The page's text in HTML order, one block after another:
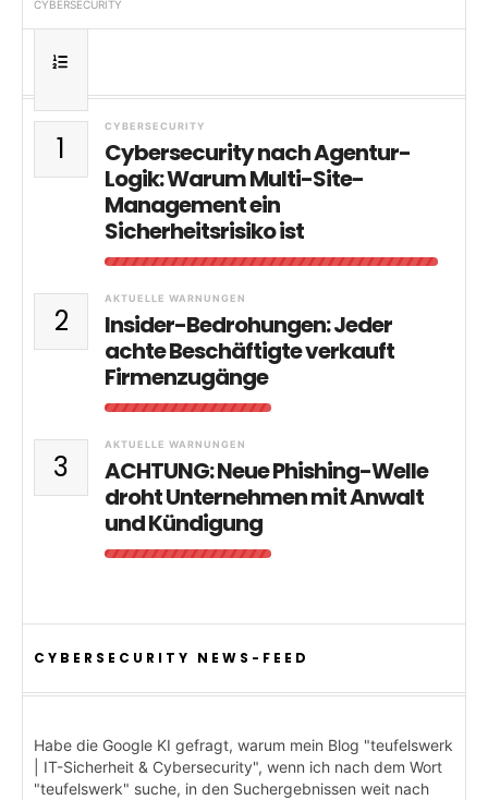
CYBERSECURITY
1
CYBERSECURITY
Cybersecurity nach Agentur-
Logik: Warum Multi-Site-
Management ein
Sicherheitsrisiko ist
2
AKTUELLE WARNUNGEN
Insider-Bedrohungen: Jeder
achte Beschäftigte verkauft
Firmenzugänge
3
AKTUELLE WARNUNGEN
ACHTUNG: Neue Phishing-Welle
droht Unternehmen mit Anwalt
und Kündigung
CYBERSECURITY NEWS-FEED
Habe die Google KI gefragt, warum mein Blog "teufelswerk
| IT-Sicherheit & Cybersecurity", wenn ich nach dem Wort
"teufelswerk" suche, in den Suchergebnissen weit nach